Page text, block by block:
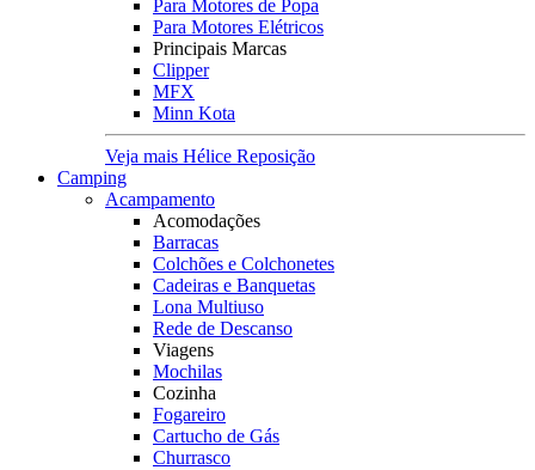
Para Motores de Popa
Para Motores Elétricos
Principais Marcas
Clipper
MFX
Minn Kota
Veja mais Hélice Reposição
Camping
Acampamento
Acomodações
Barracas
Colchões e Colchonetes
Cadeiras e Banquetas
Lona Multiuso
Rede de Descanso
Viagens
Mochilas
Cozinha
Fogareiro
Cartucho de Gás
Churrasco